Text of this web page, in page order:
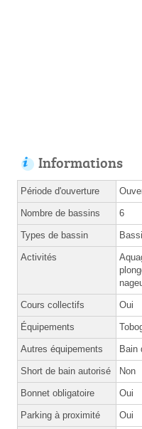
Informations
Période d'ouverture
Nombre de bassins 6
Types de bassin
Activités
Cours collectifs Oui
Équipements
Autres équipements Bain
Short de bain autorisé Non
Bonnet obligatoire Oui
Parking à proximité Oui